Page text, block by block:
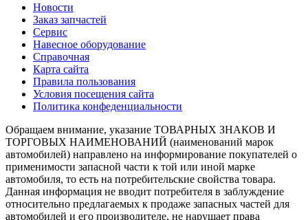
Новости
Заказ запчастей
Сервис
Навесное оборудование
Справочная
Карта сайта
Правила пользования
Условия посещения сайта
Политика конфеденциальности
Обращаем внимание, указание ТОВАРНЫХ ЗНАКОВ И
ТОРГОВЫХ НАИМЕНОВАНИЙ (наименований марок
автомобилей) направлено на информирование покупателей о
применимости запасной части к той или иной марке
автомобиля, то есть на потребительские свойства товара.
Данная информация не вводит потребителя в заблуждение
относительно предлагаемых к продаже запасных частей для
автомобилей и его производителе, не нарушает права